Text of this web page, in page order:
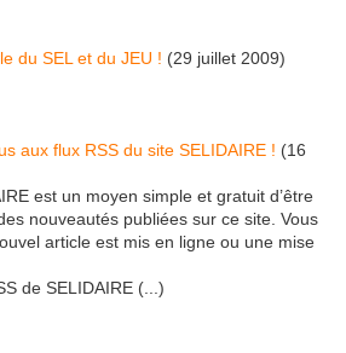
du SEL et du JEU ! (29 juillet 2009)
aux flux RSS du site SELIDAIRE ! (16
est un moyen simple et gratuit d’être
nouveautés publiées sur ce site. Vous
article est mis en ligne ou une mise
de SELIDAIRE (...)